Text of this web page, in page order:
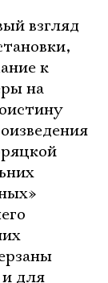
взгляд
к
на
для